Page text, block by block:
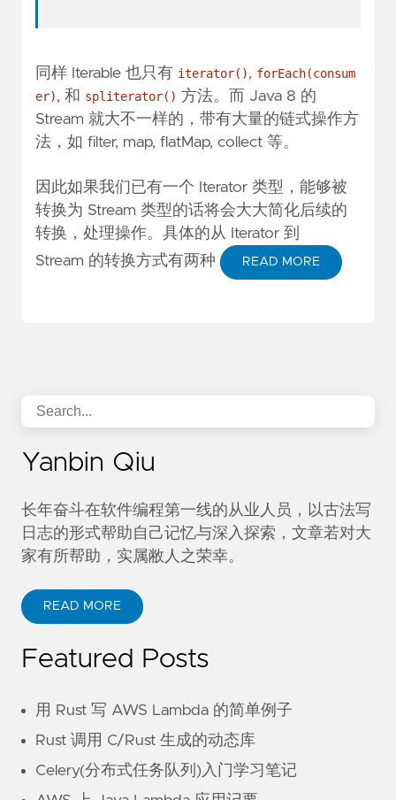
同样 Iterable 也只有 iterator(), forEach(consum
er), 和 spliterator() 方法。而 Java 8 的
Stream 就大不一样的，带有大量的链式操作方
法，如 filter, map, flatMap, collect 等。
因此如果我们已有一个 Iterator 类型，能够被
转换为 Stream 类型的话将会大大简化后续的
转换，处理操作。具体的从 Iterator 到
Stream 的转换方式有两种
READ MORE
Yanbin Qiu
长年奋斗在软件编程第一线的从业人员，以古法写
日志的形式帮助自己记忆与深入探索，文章若对大
家有所帮助，实属敝人之荣幸。
READ MORE
Featured Posts
用 Rust 写 AWS Lambda 的简单例子
Rust 调用 C/Rust 生成的动态库
Celery(分布式任务队列)入门学习笔记